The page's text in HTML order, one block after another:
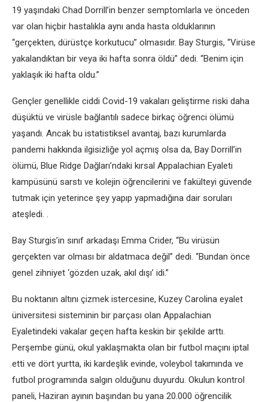
19 yaşındaki Chad Dorrill’in benzer semptomlarla ve önceden
var olan hiçbir hastalıkla aynı anda hasta olduklarının
“gerçekten, dürüstçe korkutucu” olmasıdır. Bay Sturgis, “Virüse
yakalandıktan bir veya iki hafta sonra öldü” dedi. “Benim için
yaklaşık iki hafta oldu.”
Gençler genellikle ciddi Covid-19 vakaları geliştirme riski daha
düşüktü ve virüsle bağlantılı sadece birkaç öğrenci ölümü
yaşandı. Ancak bu istatistiksel avantaj, bazı kurumlarda
pandemi hakkında ilgisizliğe yol açmış olsa da, Bay Dorrill’in
ölümü, Blue Ridge Dağları’ndaki kırsal Appalachian Eyaleti
kampüsünü sarstı ve kolejin öğrencilerini ve fakülteyi güvende
tutmak için yeterince şey yapıp yapmadığına dair soruları
ateşledi. .
Bay Sturgis’in sınıf arkadaşı Emma Crider, “Bu virüsün
gerçekten var olması bir aldatmaca değil” dedi. “Bundan önce
genel zihniyet ‘gözden uzak, akıl dışı’ idi.”
Bu noktanın altını çizmek istercesine, Kuzey Carolina eyalet
üniversitesi sisteminin bir parçası olan Appalachian
Eyaletindeki vakalar geçen hafta keskin bir şekilde arttı.
Perşembe günü, okul yaklaşmakta olan bir futbol maçını iptal
etti ve dört yurtta, iki kardeşlik evinde, voleybol takımında ve
futbol programında salgın olduğunu duyurdu. Okulun kontrol
paneli, Haziran ayının başından bu yana 20.000 öğrencilik